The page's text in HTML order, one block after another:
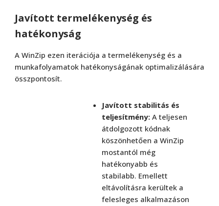
Javított termelékenység és
hatékonyság
A WinZip ezen iterációja a termelékenység és a
munkafolyamatok hatékonyságának optimalizálására
összpontosít.
Javított stabilitás és
teljesítmény:A teljesen
átdolgozott kódnak
köszönhetően a WinZip
mostantól még
hatékonyabb és
stabilabb. Emellett
eltávolításra kerültek a
felesleges alkalmazáson